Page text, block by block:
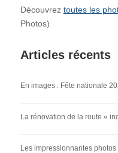
Découvrez toutes les
Photos)
Articles récents
En images : Fête nationale
La rénovation de la route «
Les impressionnantes